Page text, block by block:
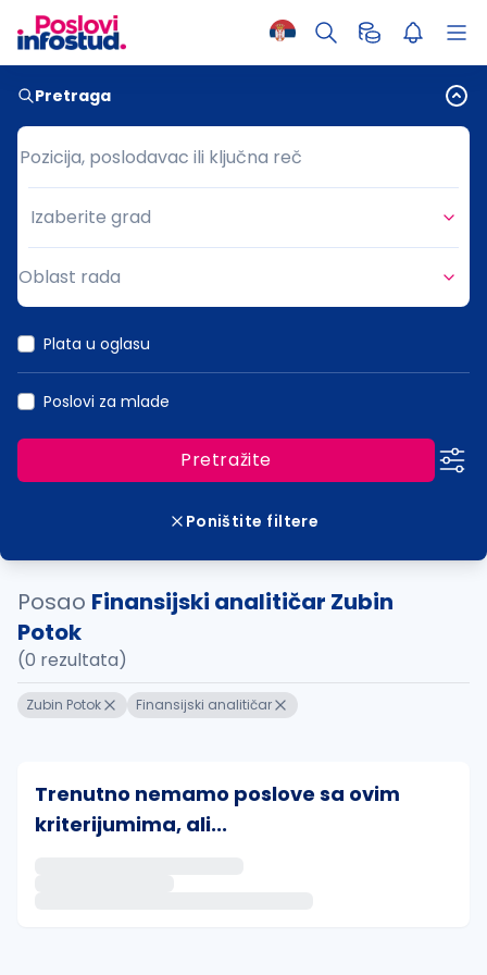
Pretraga
Pozicija, poslodavac ili ključna reč
Pozicija, poslodavac ili ključna reč
Grad
Izaberite grad
Oblast rada
Plata u oglasu
Poslovi za mlade
Pretražite
Poništite filtere
Posao Finansijski analitičar Zubin
Potok
(0 rezultata)
Zubin Potok Finansijski analitičar
Trenutno nemamo poslove sa ovim
kriterijumima, ali...